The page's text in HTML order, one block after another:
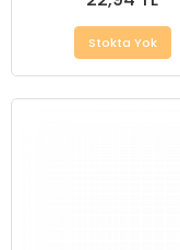
Stokta Yok